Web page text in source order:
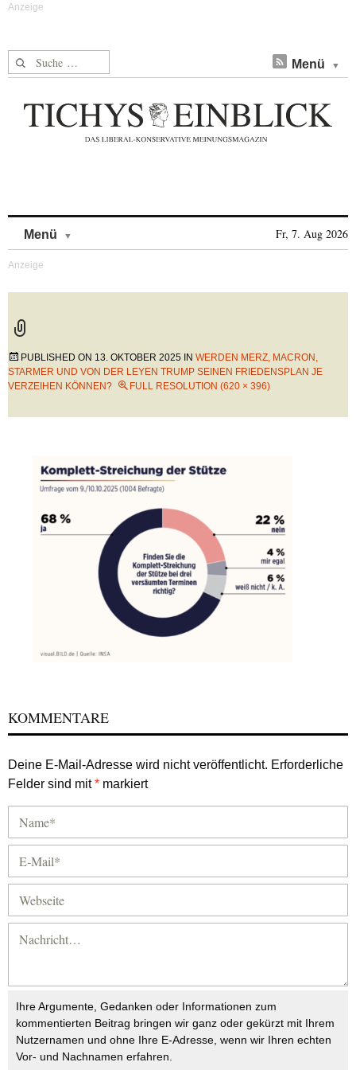
Suche nach: Menü
Menü Fr, 7. Aug 2026
PUBLISHED ON 13. OKTOBER 2025 IN WERDEN MERZ, MACRON,
STARMER UND VON DER LEYEN TRUMP SEINEN FRIEDENSPLAN JE
VERZEIHEN KÖNNEN?
FULL RESOLUTION (620 × 396)
KOMMENTARE
Deine E-Mail-Adresse wird nicht veröffentlicht. Erforderliche
Felder sind mit* markiert
Ihre Argumente, Gedanken oder Informationen zum
kommentierten Beitrag bringen wir ganz oder gekürzt mit Ihrem
Nutzernamen und ohne Ihre E-Adresse, wenn wir Ihren echten
Vor- und Nachnamen erfahren.